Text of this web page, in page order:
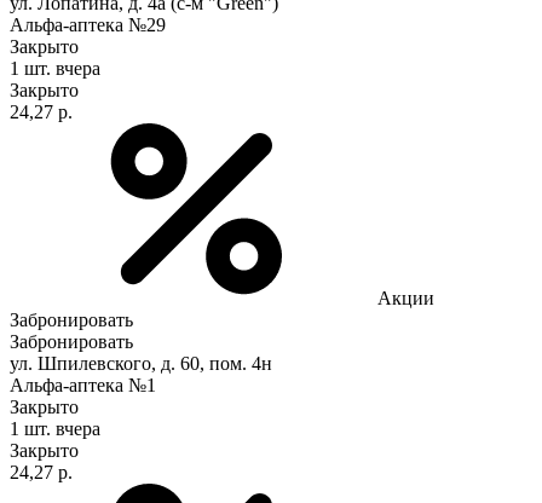
Альфа-аптека №29
Закрыто
1 шт. вчера
Закрыто
24,27 р.
Акции
Забронировать
Забронировать
ул. Шпилевского, д. 60, пом. 4н
Альфа-аптека №1
Закрыто
1 шт. вчера
Закрыто
24,27 р.